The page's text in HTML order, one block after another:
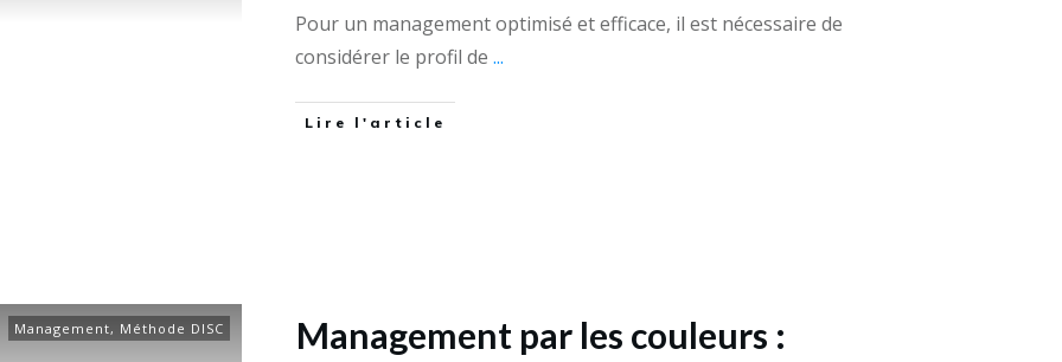
Pour un management optimisé et efficace, il est nécessaire de
considérer le profil de ...
Lire l'article
Management, Méthode DISC
Management par les couleurs :